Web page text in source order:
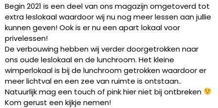
Begin 2021 is een deel van ons magazijn omgetoverd tot
extra leslokaal waardoor wij nu nog meer lessen aan jullie
kunnen geven! Ook is er nu een apart lokaal voor
privelessen!
De verbouwing hebben wij verder doorgetrokken naar
ons oude leslokaal en de lunchroom. Het kleine
wimperlokaal is bij de lunchroom getrokken waardoor er
meer lichtval en een zee van ruimte is ontstaan..
Natuurlijk mag een touch of pink hier niet bij ontbreken
Kom gerust een kijkje nemen!